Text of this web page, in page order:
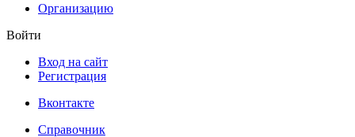
Организацию
Войти
Вход на сайт
Регистрация
Вконтакте
Справочник